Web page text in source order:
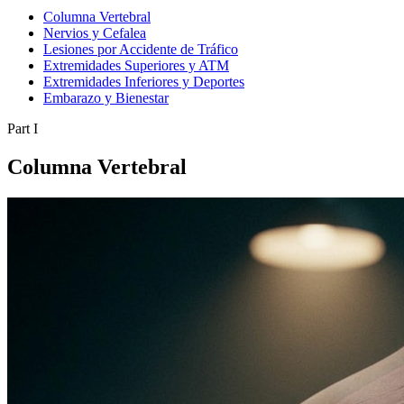
Columna Vertebral
Nervios y Cefalea
Lesiones por Accidente de Tráfico
Extremidades Superiores y ATM
Extremidades Inferiores y Deportes
Embarazo y Bienestar
Part I
Columna Vertebral